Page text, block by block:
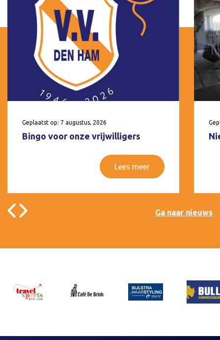
Geplaatst op: 7 augustus, 2026
Bingo voor onze vrijwilligers
Lees meer
Ga naar nieuws